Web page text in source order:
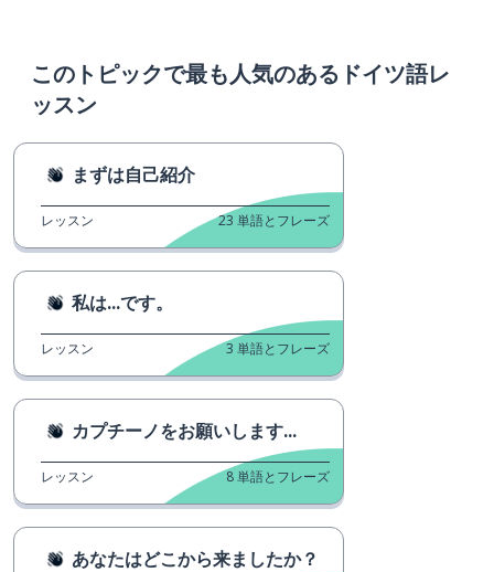
このトピックで最も人気のあるドイツ語レ
ッスン
まずは自己紹介
レッスン 23 単語とフレーズ
私は...です。
レッスン 3 単語とフレーズ
カプチーノをお願いします...
レッスン 8単語とフレーズ
あなたはどこから来ましたか？